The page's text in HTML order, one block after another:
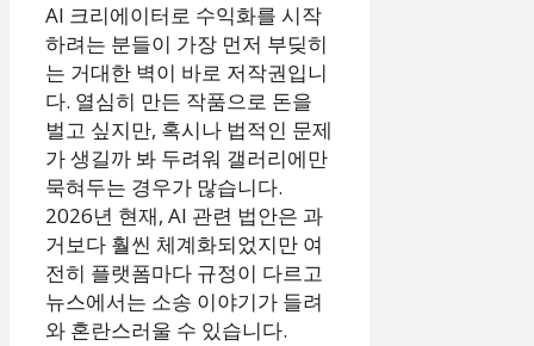
AI 크리에이터로 수익화를 시작
하려는 분들이 가장 먼저 부딪히
는 거대한 벽이 바로 저작권입니
다. 열심히 만든 작품으로 돈을
벌고 싶지만, 혹시나 법적인 문제
가 생길까 봐 두려워 갤러리에만
묵혀두는 경우가 많습니다.
2026년 현재, AI 관련 법안은 과
거보다 훨씬 체계화되었지만 여
전히 플랫폼마다 규정이 다르고
뉴스에서는 소송 이야기가 들려
와 혼란스러울 수 있습니다.